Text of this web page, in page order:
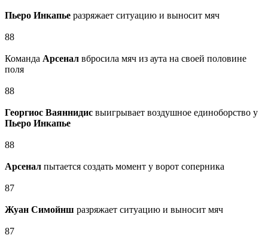
Пьеро Инкапье разряжает ситуацию и выносит мяч
88
Команда Арсенал вбросила мяч из аута на своей половине
поля
88
Георгиос Ваяннидис выигрывает воздушное единоборство у
Пьеро Инкапье
88
Арсенал пытается создать момент у ворот соперника
87
Жуан Симойнш разряжает ситуацию и выносит мяч
87